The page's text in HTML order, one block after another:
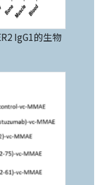
IgG1的生物